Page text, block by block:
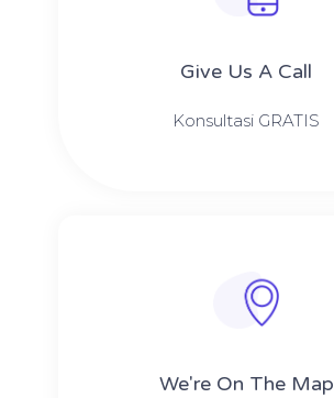
Give Us A Call​​
Konsultasi GRATIS
We're On The Map​​